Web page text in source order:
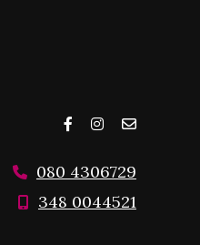
080 4306729
348 0044521